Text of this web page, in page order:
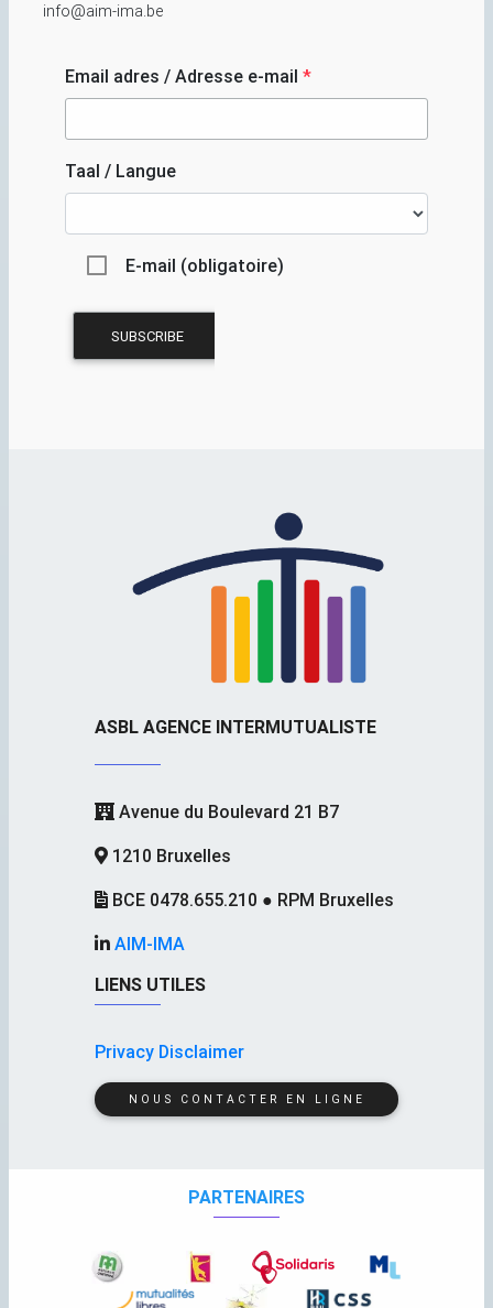
info@aim-ima.be
Email adres / Adresse e-mail *
Taal / Langue
E-mail (obligatoire)
ASBL AGENCE INTERMUTUALISTE
Avenue du Boulevard 21 B7
1210 Bruxelles
BCE 0478.655.210 ● RPM Bruxelles
AIM-IMA
LIENS UTILES
Privacy Disclaimer
NOUS CONTACTER EN LIGNE
PARTENAIRES